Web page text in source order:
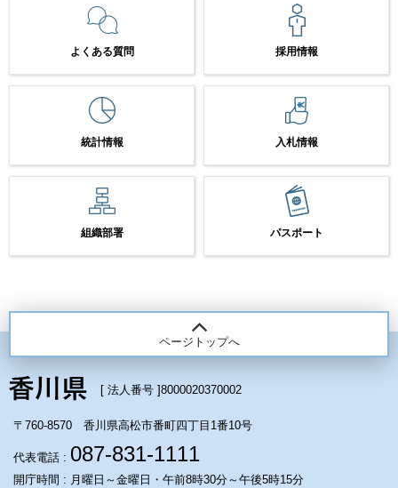
よくある質問 採用情報
統計情報 入札情報
組織部署 パスポート
ページトップへ
[ 法人番号 ]8000020370002
〒760-8570 香川県高松市番町四丁目1番10号
代表電話 : 087-831-1111
開庁時間 : 月曜日～金曜日・午前8時30分～午後5時15分